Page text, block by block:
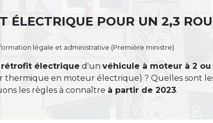
ÉLECTRIQUE POUR UN 2,3
légale et administrative (Première ministre)
rétrofit électrique d'unvéhicule à moteur à 2
thermique en moteur électrique) ? Quelles sont
les règles à connaître à partir de 2023.